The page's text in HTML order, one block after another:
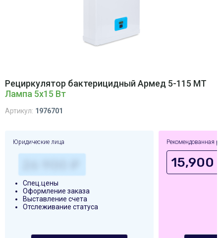
Рециркулятор бактерицидный Армед 5-115 МТ
Лампа 5х15 Вт
Артикул: 1976701
Юридические лица
Спец.цены
Оформление заказа
Выставление счета
Отслеживание статуса
Рекомендованная
15,900